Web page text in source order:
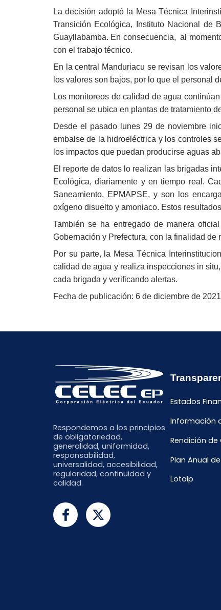
La decisión adoptó la Mesa Técnica
Transición Ecológica, Instituto Nacional de
Guayllabamba. En consecuencia, al
con el trabajo técnico.
En la central Manduriacu se revisan los
los valores son bajos, por lo que el personal
Los monitoreos de calidad de agua
personal se ubica en plantas de tratamiento
Desde el pasado lunes 29 de noviembre
embalse de la hidroeléctrica y los controles
los impactos que puedan producirse aguas
El reporte de datos lo realizan las brigadas
Ecológica, diariamente y en tiempo real.
Saneamiento, EPMAPSE, y son los
oxígeno disuelto y amoniaco. Estos
También se ha entregado de manera
Gobernación y Prefectura, con la finalidad de
Por su parte, la Mesa Técnica
calidad de agua y realiza inspecciones in
cada brigada y verificando alertas.
Fecha de publicación: 6 de diciembre de
Respondemos a los principios
de obligatoriedad,
generalidad, uniformidad,
responsabilidad,
universalidad, accesibilidad,
regularidad, continuidad y
calidad.
Estados
Información
Rendición de
Plan Anual
Lotaip